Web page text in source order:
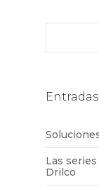
Las
Drilco